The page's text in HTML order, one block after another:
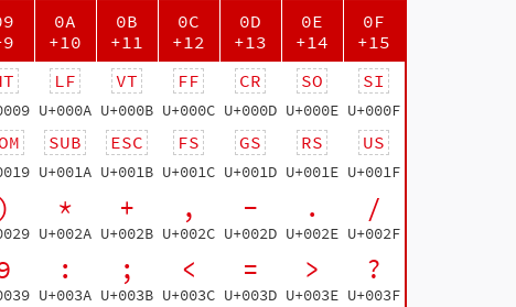
0A
+10
0B
+11
0C
+12
0D
+13
0E
+14
0F
+15
LF
U+000A
VT
U+000B
FF
U+000C
CR
U+000D
SO
U+000E
SI
U+000F
SUB
U+001A
ESC
U+001B
FS
U+001C
GS
U+001D
RS
U+001E
US
U+001F
) *
U+002A
+
U+002B
,
U+002C
-
U+002D
.
U+002E
/
U+002F
:
U+003A
;
U+003B
<
U+003C
=
U+003D
>
U+003E
?
U+003F